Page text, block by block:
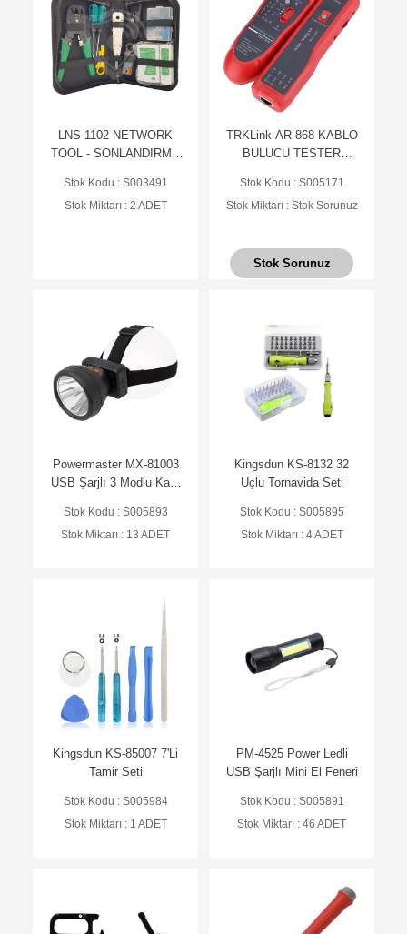
LNS-1102 NETWORK
TOOL - SONLANDIRMA
Stok Kodu : S003491
Stok Miktarı : 2 ADET
TRKLink AR-868 KABLO
BULUCU TESTER
RJ11 RJ45 )
Stok Kodu : S005171
Stok Miktarı : Stok Sorunuz
Stok Sorunuz
Powermaster MX-81003
USB Şarjlı 3 Modlu Kafa
Stok Kodu : S005893
Stok Miktarı : 13 ADET
Kingsdun KS-8132 32
Uçlu Tornavida Seti
Stok Kodu : S005895
Stok Miktarı : 4 ADET
Kingsdun KS-85007 7'Li
Tamir Seti
Stok Kodu : S005984
Stok Miktarı : 1 ADET
PM-4525 Power Ledli
USB Şarjlı Mini El Feneri
Stok Kodu : S005891
Stok Miktarı : 46 ADET